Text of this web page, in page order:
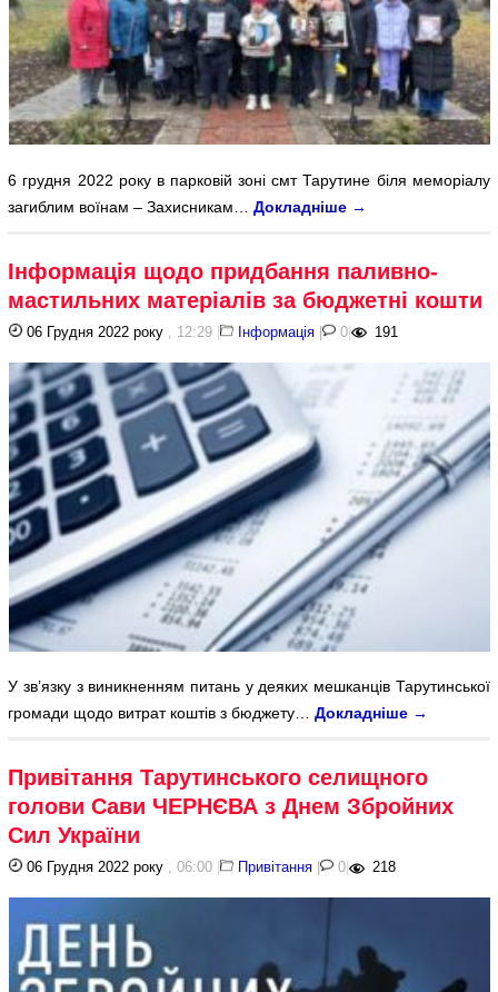
6 грудня 2022 року в парковій зоні смт Тарутине біля меморіалу
загиблим воїнам – Захисникам…Докладніше →
Інформація щодо придбання паливно-
мастильних матеріалів за бюджетні кошти
06 Грудня 2022 року , 12:29 | Інформація | 0| 191
У зв’язку з виникненням питань у деяких мешканців Тарутинської
громади щодо витрат коштів з бюджету…Докладніше →
Привітання Тарутинського селищного
голови Сави ЧЕРНЄВА з Днем Збройних
Сил України
06 Грудня 2022 року , 06:00 | Привітання | 0 | 218